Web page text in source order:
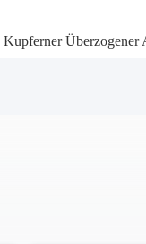
Kupferner Überzogener